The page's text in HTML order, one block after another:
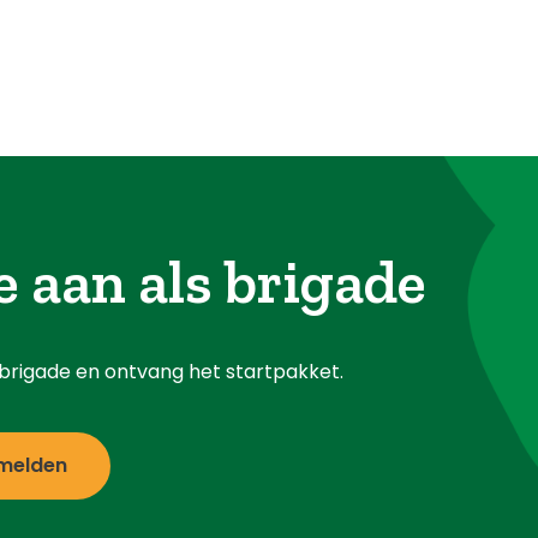
aan als brigade
en ontvang het startpakket.